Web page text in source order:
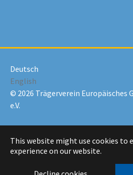
This website might use cookies to
experience on our website.
Deutsch
English
© 2026 Trägerverein Europäisches
e.V.